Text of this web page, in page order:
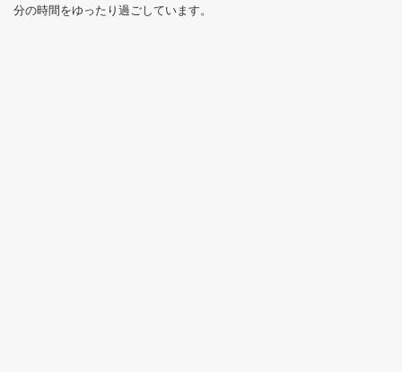
分の時間をゆったり過ごしています。